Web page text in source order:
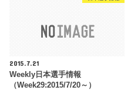
2015.7.21
Weekly日本選手情報
（Week29:2015/7/20～）